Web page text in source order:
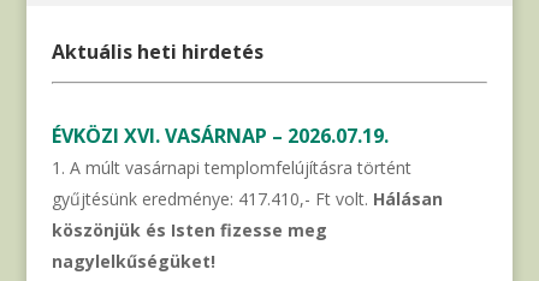
Aktuális heti hirdetés
ÉVKÖZI XVI. VASÁRNAP – 2026.07.19.
A múlt vasárnapi templomfelújításra történt
gyűjtésünk eredménye: 417.410,- Ft volt. Hálásan
köszönjük és Isten fizesse meg
nagylelkűségüket!